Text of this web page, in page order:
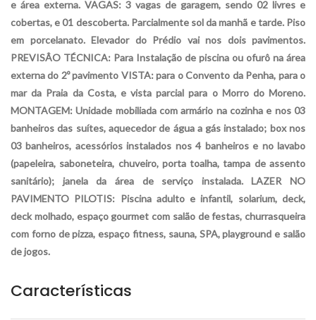
e área externa. VAGAS: 3 vagas de garagem, sendo 02 livres e
cobertas, e 01 descoberta. Parcialmente sol da manhã e tarde. Piso
em porcelanato. Elevador do Prédio vai nos dois pavimentos.
PREVISÂO TÉCNICA: Para Instalação de piscina ou ofurô na área
externa do 2º pavimento VISTA: para o Convento da Penha, para o
mar da Praia da Costa, e vista parcial para o Morro do Moreno.
MONTAGEM: Unidade mobiliada com armário na cozinha e nos 03
banheiros das suítes, aquecedor de água a gás instalado; box nos
03 banheiros, acessórios instalados nos 4 banheiros e no lavabo
(papeleira, saboneteira, chuveiro, porta toalha, tampa de assento
sanitário); janela da área de serviço instalada. LAZER NO
PAVIMENTO PILOTIS: Piscina adulto e infantil, solarium, deck,
deck molhado, espaço gourmet com salão de festas, churrasqueira
com forno de pizza, espaço fitness, sauna, SPA, playground e salão
de jogos.
Características